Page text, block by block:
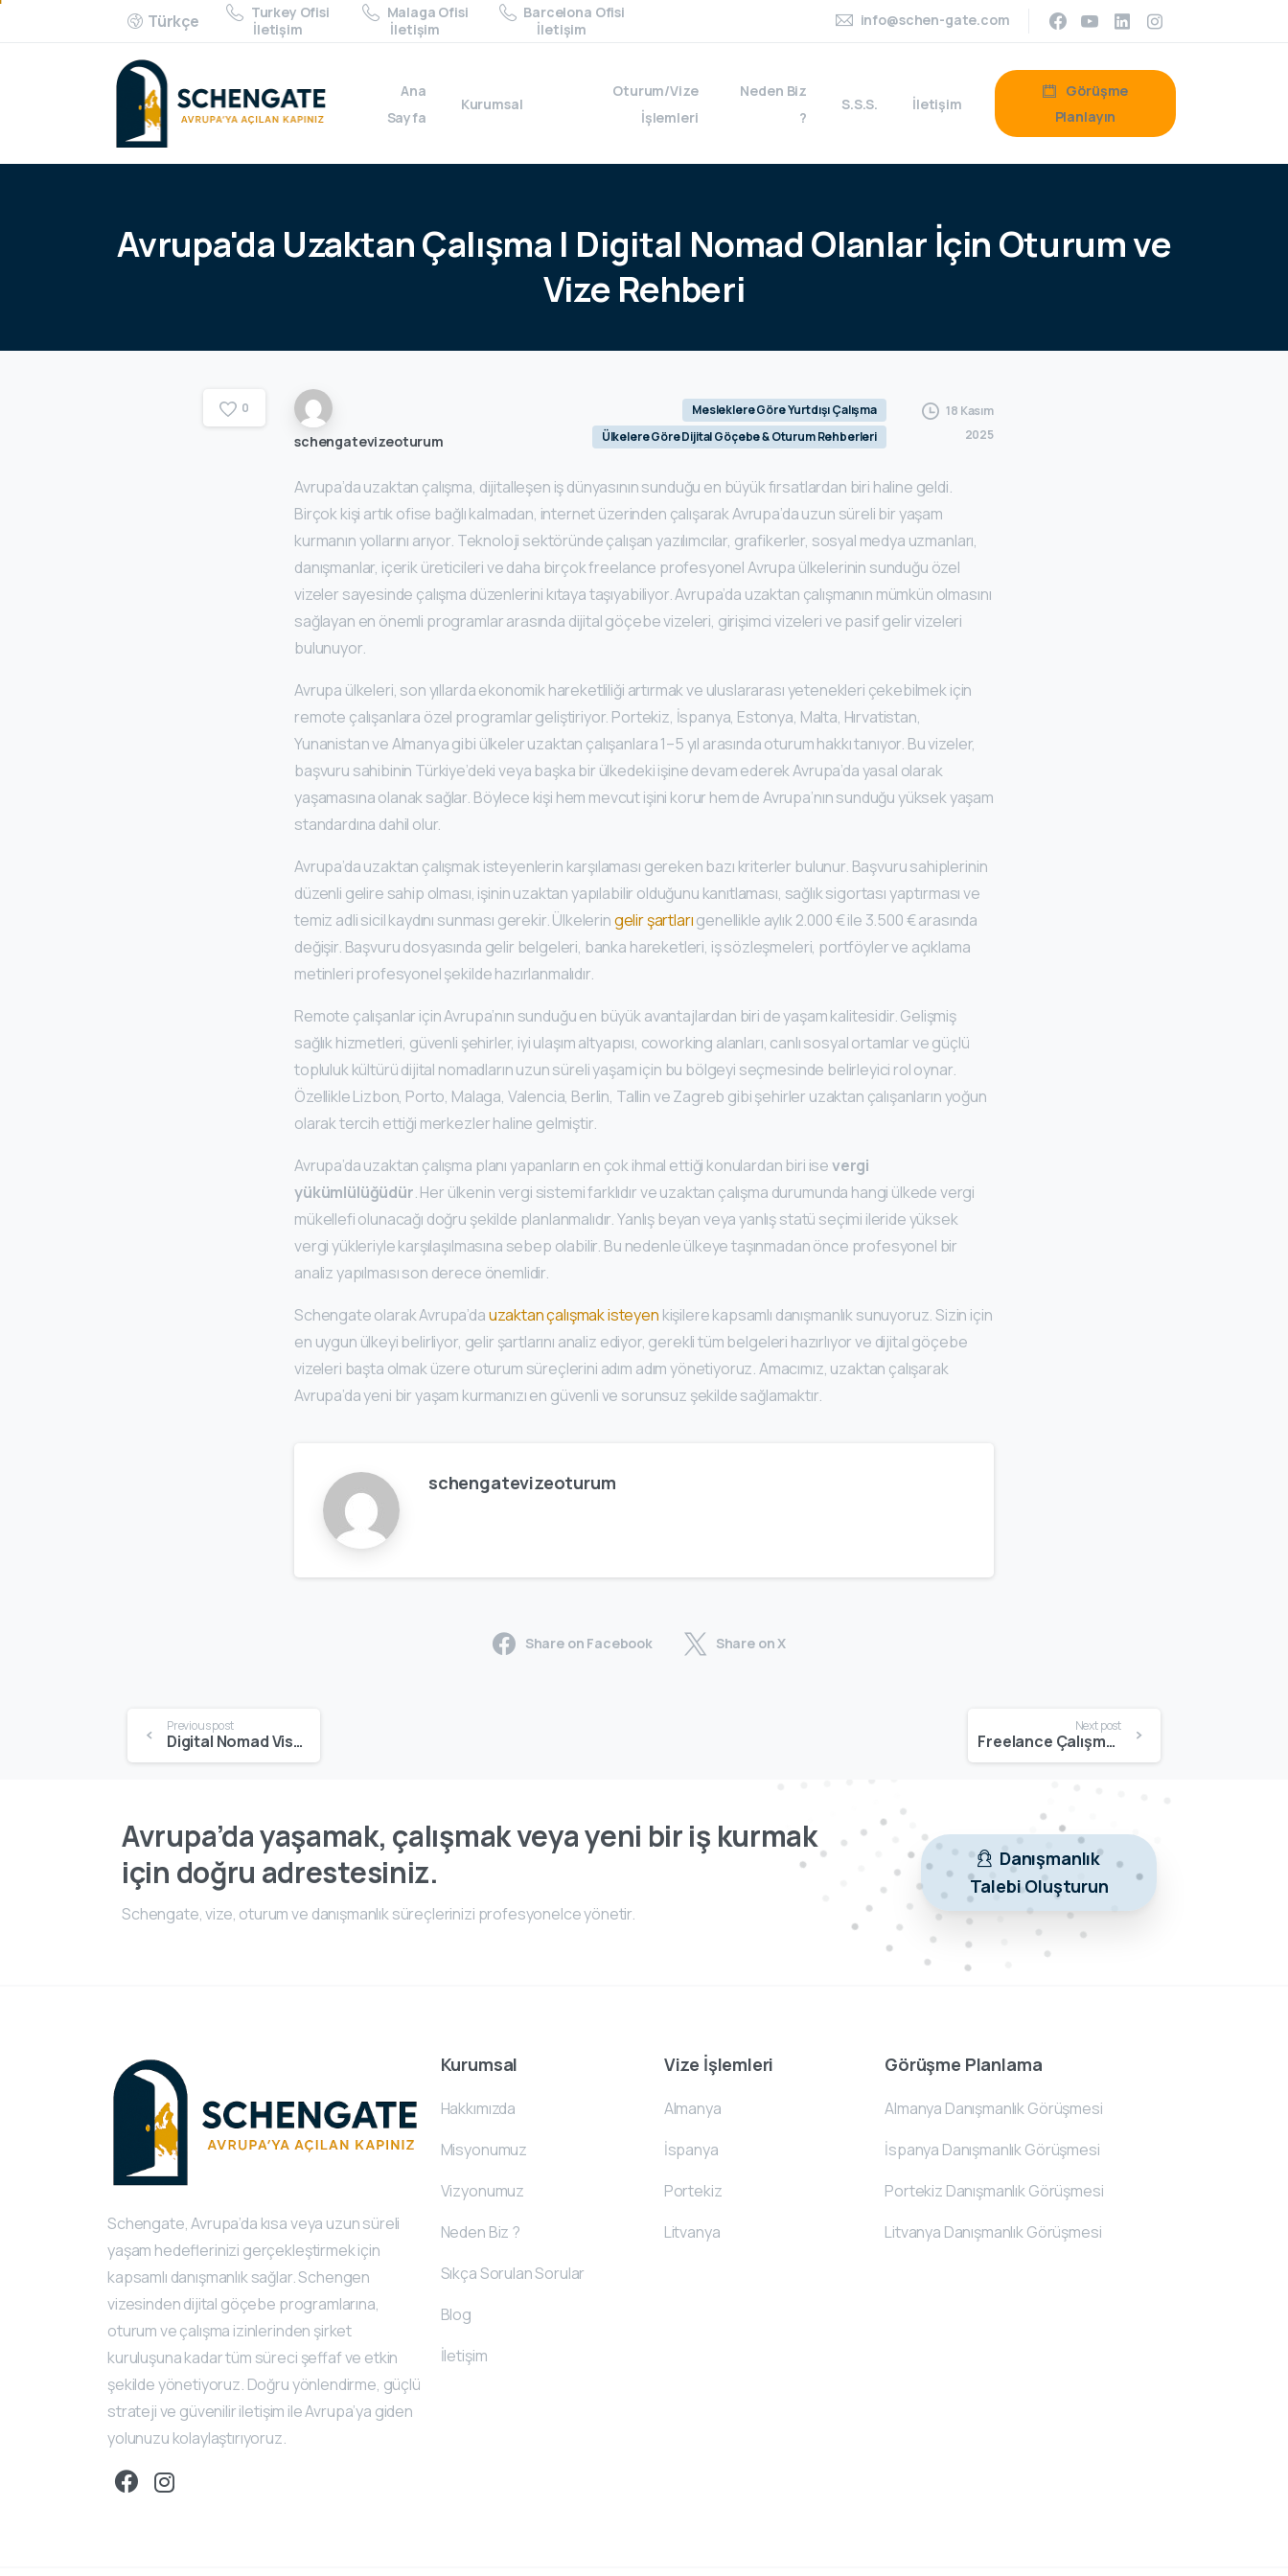
Türkçe
Turkey Ofisi
İletişim
Malaga Ofisi
İletişim
Barcelona Ofisi
İletişim
info@schen-gate.com
Ana
Sayfa
Kurumsal
Oturum/Vize
İşlemleri
Neden Biz
?
S.S.S. İletişim
Görüşme
Planlayın
Avrupa'da UzaktanÇalışma | Digital Nomad Olanlar İçin Oturumve
Vize Rehberi
0
schengatevizeoturum
Mesleklere Göre Yurtdışı Çalışma
Ülkelere Göre Dijital Göçebe & Oturum Rehberleri
18 Kasım
2025
Avrupa’da uzaktan çalışma, dijitalleşen iş dünyasının sunduğu en büyük fırsatlardan biri haline geldi.
Birçok kişi artık ofise bağlı kalmadan, internet üzerinden çalışarak Avrupa’da uzun süreli bir yaşam
kurmanın yollarını arıyor. Teknoloji sektöründe çalışan yazılımcılar, grafikerler, sosyal medya uzmanları,
danışmanlar, içerik üreticileri ve daha birçok freelance profesyonel Avrupa ülkelerinin sunduğu özel
vizeler sayesinde çalışma düzenlerini kıtaya taşıyabiliyor. Avrupa’da uzaktan çalışmanın mümkün olmasını
sağlayan en önemli programlar arasında dijital göçebe vizeleri, girişimci vizeleri ve pasif gelir vizeleri
bulunuyor.
Avrupa ülkeleri, son yıllarda ekonomik hareketliliği artırmak ve uluslararası yetenekleri çekebilmek için
remote çalışanlara özel programlar geliştiriyor. Portekiz, İspanya, Estonya, Malta, Hırvatistan,
Yunanistan ve Almanya gibi ülkeler uzaktan çalışanlara 1–5 yıl arasında oturum hakkı tanıyor. Bu vizeler,
başvuru sahibinin Türkiye’deki veya başka bir ülkedeki işine devam ederek Avrupa’da yasal olarak
yaşamasına olanak sağlar. Böylece kişi hem mevcut işini korur hem de Avrupa’nın sunduğu yüksek yaşam
standardına dahil olur.
Avrupa’da uzaktan çalışmak isteyenlerin karşılaması gereken bazı kriterler bulunur. Başvuru sahiplerinin
düzenli gelire sahip olması, işinin uzaktan yapılabilir olduğunu kanıtlaması, sağlık sigortası yaptırması ve
temiz adli sicil kaydını sunması gerekir. Ülkeleringelir şartlarıgenellikle aylık 2.000 € ile 3.500 € arasında
değişir. Başvuru dosyasında gelir belgeleri, banka hareketleri, iş sözleşmeleri, portföyler ve açıklama
metinleri profesyonel şekilde hazırlanmalıdır.
Remote çalışanlar için Avrupa’nın sunduğu en büyük avantajlardan biri de yaşam kalitesidir. Gelişmiş
sağlık hizmetleri, güvenli şehirler, iyi ulaşım altyapısı, coworking alanları, canlı sosyal ortamlar ve güçlü
topluluk kültürü dijital nomadların uzun süreli yaşam için bu bölgeyi seçmesinde belirleyici rol oynar.
Özellikle Lizbon, Porto, Malaga, Valencia, Berlin, Tallin ve Zagreb gibi şehirler uzaktan çalışanların yoğun
olarak tercih ettiği merkezler haline gelmiştir.
Avrupa’da uzaktan çalışma planı yapanların en çok ihmal ettiği konulardan biri isevergi
yükümlülüğüdür. Her ülkenin vergi sistemi farklıdır ve uzaktan çalışma durumunda hangi ülkede vergi
mükellefi olunacağı doğru şekilde planlanmalıdır. Yanlış beyan veya yanlış statü seçimi ileride yüksek
vergi yükleriyle karşılaşılmasına sebep olabilir. Bu nedenle ülkeye taşınmadan önce profesyonel bir
analiz yapılması son derece önemlidir.
Schengate olarak Avrupa’dauzaktan çalışmak isteyen kişilere kapsamlı danışmanlık sunuyoruz. Sizin için
en uygun ülkeyi belirliyor, gelir şartlarını analiz ediyor, gerekli tüm belgeleri hazırlıyor ve dijital göçebe
vizeleri başta olmak üzere oturum süreçlerini adım adım yönetiyoruz. Amacımız, uzaktan çalışarak
Avrupa’da yeni bir yaşam kurmanızı en güvenli ve sorunsuz şekilde sağlamaktır.
schengatevizeoturum
Share on Facebook Share on X
Previous post
Digital Nomad Visa | Uzaktan Çalışanlar İçin En Popüler Göçebe Vize Programları
Next post
Freelance Çalışma Vizesi Nasıl Alınır? | Uzaktan Çalışanlar İçin Başvuru Rehberi
Avrupa’da yaşamak, çalışmak veya yeni bir iş kurmak
için doğru adrestesiniz.
Schengate, vize, oturum ve danışmanlık süreçlerinizi profesyonelce yönetir.
Danışmanlık
Talebi Oluşturun
Schengate, Avrupa’da kısa veya uzun süreli
yaşam hedeflerinizi gerçekleştirmek için
kapsamlı danışmanlık sağlar. Schengen
vizesinden dijital göçebe programlarına,
oturum ve çalışma izinlerinden şirket
kuruluşuna kadar tüm süreci şeffaf ve etkin
şekilde yönetiyoruz. Doğru yönlendirme, güçlü
strateji ve güvenilir iletişim ile Avrupa’ya giden
yolunuzu kolaylaştırıyoruz.
Kurumsal
Hakkımızda
Misyonumuz
Vizyonumuz
Neden Biz ?
Sıkça Sorulan Sorular
Blog
İletişim
Vize İşlemleri
Almanya
İspanya
Portekiz
Litvanya
Görüşme Planlama
Almanya Danışmanlık Görüşmesi
İspanya Danışmanlık Görüşmesi
Portekiz Danışmanlık Görüşmesi
Litvanya Danışmanlık Görüşmesi